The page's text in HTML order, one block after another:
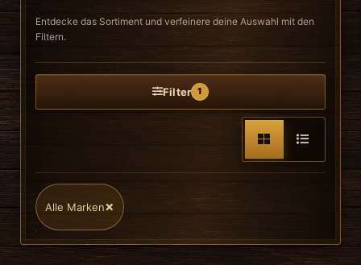
Entdecke das Sortiment und verfeinere deine Auswahl mit den
Filtern.
Filter 1
Alle Marken×